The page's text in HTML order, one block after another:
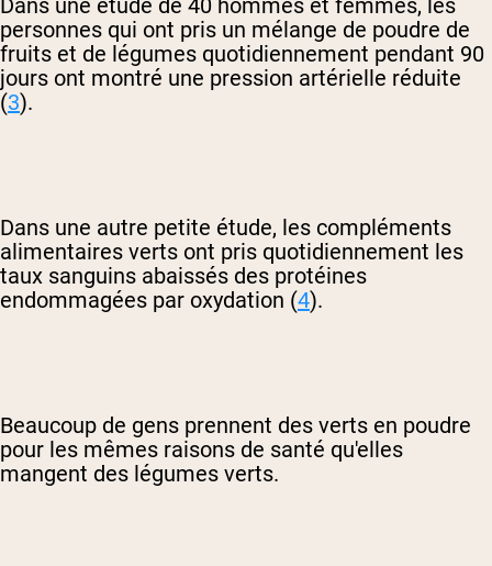
Dans une étude de 40 hommes et femmes, les
personnes qui ont pris un mélange de poudre de
fruits et de légumes quotidiennement pendant 90
jours ont montré une pression artérielle réduite
(3).
Dans une autre petite étude, les compléments
alimentaires verts ont pris quotidiennement les
taux sanguins abaissés des protéines
endommagées par oxydation (4).
Beaucoup de gens prennent des verts en poudre
pour les mêmes raisons de santé qu'elles
mangent des légumes verts.